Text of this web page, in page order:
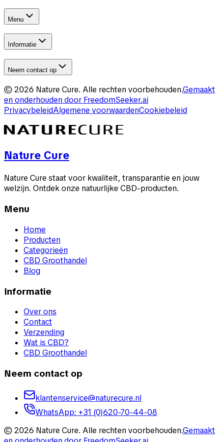
Menu
Informatie
Neem contact op
© 2026 Nature Cure. Alle rechten voorbehouden.Gemaakt
en onderhouden door FreedomSeeker.ai
PrivacybeleidAlgemene voorwaardenCookiebeleid
Nature Cure
Nature Cure staat voor kwaliteit, transparantie en jouw
welzijn. Ontdek onze natuurlijke CBD-producten.
Menu
Home
Producten
Categorieën
CBD Groothandel
Blog
Informatie
Over ons
Contact
Verzending
Wat is CBD?
CBD Groothandel
Neem contact op
klantenservice@naturecure.nl
WhatsApp: +31 (0)620-70-44-08
© 2026 Nature Cure. Alle rechten voorbehouden.Gemaakt